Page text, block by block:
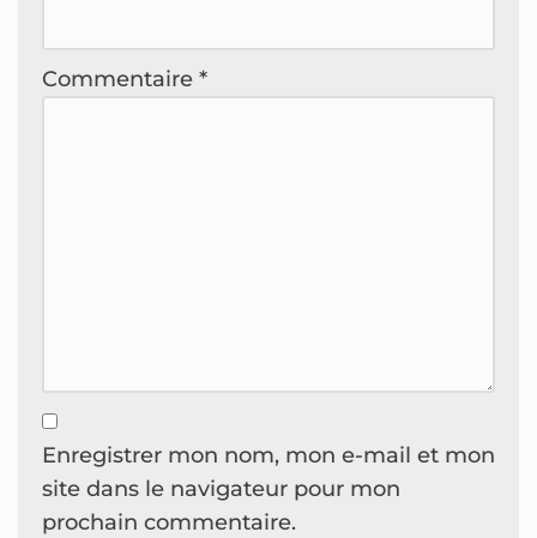
Commentaire *
Enregistrer mon nom, mon e-mail et mon
site dans le navigateur pour mon
prochain commentaire.